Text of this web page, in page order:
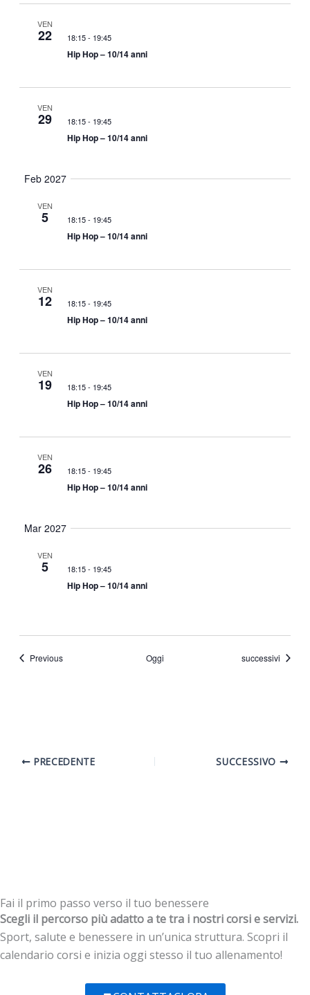
VEN
22 18:15- 19:45
Hip Hop – 10/14 anni
VEN
29 18:15- 19:45
Hip Hop – 10/14 anni
Feb 2027
VEN
5 18:15- 19:45
Hip Hop – 10/14 anni
VEN
12 18:15- 19:45
Hip Hop – 10/14 anni
VEN
19 18:15- 19:45
Hip Hop – 10/14 anni
VEN
26 18:15- 19:45
Hip Hop – 10/14 anni
Mar 2027
VEN
5 18:15- 19:45
Hip Hop – 10/14 anni
PreviousEventi Oggi Eventi
successivi
PRECEDENTE SUCCESSIVO
Fai il primo passo verso il tuo benessere
Scegli il percorso più adatto a te tra i nostri corsi e servizi.
Sport, salute e benessere in un’unica struttura. Scopri il
calendario corsi e inizia oggi stesso il tuo allenamento!